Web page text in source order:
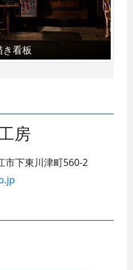
看板
房
市下東川津町560-2